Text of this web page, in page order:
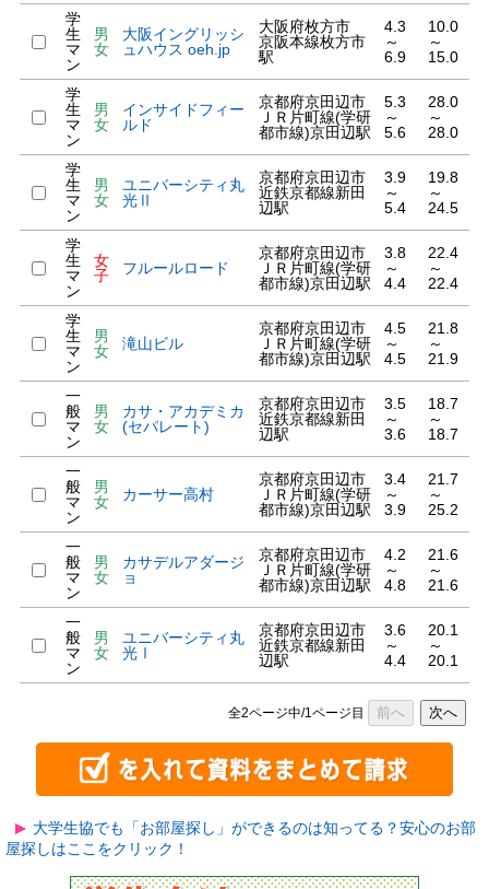
学
生
マ
ン
男
女
大阪イングリッシ
ュハウス oeh.jp
大阪府枚方市
京阪本線枚方市
駅
4.3
～
6.9
10.0
～
15.0
学
生
マ
ン
男
女
インサイドフィー
ルド
京都府京田辺市
ＪＲ片町線(学研
都市線)京田辺駅
5.3
～
5.6
28.0
～
28.0
学
生
マ
ン
男
女
ユニバーシティ丸
光Ⅱ
京都府京田辺市
近鉄京都線新田
辺駅
3.9
～
5.4
19.8
～
24.5
学
生
マ
ン
女
子
フルールロード
京都府京田辺市
ＪＲ片町線(学研
都市線)京田辺駅
3.8
～
4.4
22.4
～
22.4
学
生
マ
ン
男
女
滝山ビル
京都府京田辺市
ＪＲ片町線(学研
都市線)京田辺駅
4.5
～
4.5
21.8
～
21.9
一
般
マ
ン
男
女
カサ・アカデミカ
(セパレート)
京都府京田辺市
近鉄京都線新田
辺駅
3.5
～
3.6
18.7
～
18.7
一
般
マ
ン
男
女
カーサー高村
京都府京田辺市
ＪＲ片町線(学研
都市線)京田辺駅
3.4
～
3.9
21.7
～
25.2
一
般
マ
ン
男
女
カサデルアダージ
ョ
京都府京田辺市
ＪＲ片町線(学研
都市線)京田辺駅
4.2
～
4.8
21.6
～
21.6
一
般
マ
ン
男
女
ユニバーシティ丸
光Ⅰ
京都府京田辺市
近鉄京都線新田
辺駅
3.6
～
4.4
20.1
～
20.1
全2ページ中/1ページ目 前へ 次へ
大学生協でも「お部屋探し」ができるのは知ってる？安心のお部
屋探しはここをクリック！